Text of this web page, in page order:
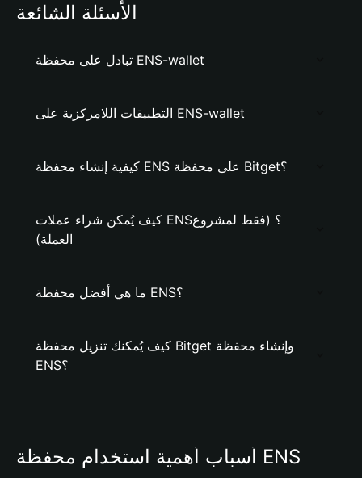
الأسئلة الشائعة
تبادل على محفظة ENS-wallet
التطبيقات اللامركزية على ENS-wallet
كيفية إنشاء محفظة ENS على محفظة Bitget؟
كيف يُمكن شراء عملات ENS؟ (فقط لمشروع
العملة)
ما هي أفضل محفظة ENS؟
كيف يُمكنك تنزيل محفظة Bitget وإنشاء محفظة
ENS؟
أسباب أهمية استخدام محفظة ENS